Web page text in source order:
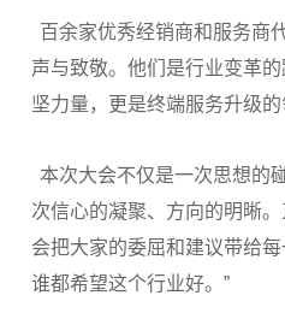
百余家优秀经销商和服务商
声与致敬。他们是行业变革
坚力量，更是终端服务升级的
本次大会不仅是一次思想的
次信心的凝聚、方向的明晰
会把大家的委屈和建议带给
谁都希望这个行业好。”